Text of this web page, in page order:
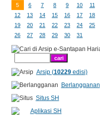
5
6 7 8 9 10
11
12
13 14 15 16 17
18
19
20 21 22 23 24
25
26
27 28 29 30 31
Arsip (10229edisi)
Berlangganan
Situs SH
Aplikasi SH